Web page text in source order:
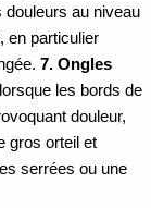
douleurs au niveau
en particulier
7. Ongles
les bords de
douleur,
gros orteil et
serrées ou une